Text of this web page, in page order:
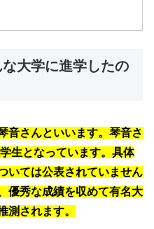
大学に進学したの
音さんといいます。琴音さ
生となっています。具体
いては公表されていません
優秀な成績を収めて有名大
測されます。